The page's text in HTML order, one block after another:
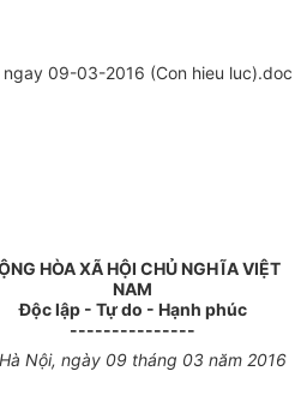
09-03-2016 (Con hieu luc).doc
HÒA XÃ HỘI CHỦ NGHĨA VIỆT
NAM
Độc lập - Tự do - Hạnh phúc
---------------
Hà Nội, ngày 09 tháng 03 năm 2016